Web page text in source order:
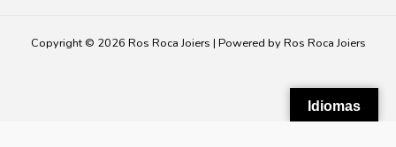
Copyright © 2026 Ros Roca Joiers | Powered by Ros Roca Joiers
Idiomas